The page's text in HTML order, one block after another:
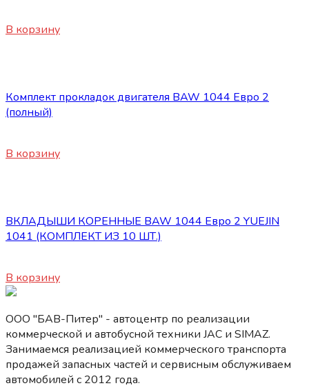
В корзину
Комплект прокладок двигателя BAW 1044 Евро 2
(полный)
В корзину
ВКЛАДЫШИ КОРЕННЫЕ BAW 1044 Евро 2 YUEJIN
1041 (КОМПЛЕКТ ИЗ 10 ШТ.)
В корзину
ООО "БАВ-Питер" - автоцентр по реализации
коммерческой и автобусной техники JAC и SIMAZ.
Занимаемся реализацией коммерческого транспорта
продажей запасных частей и сервисным обслуживаем
автомобилей c 2012 года.